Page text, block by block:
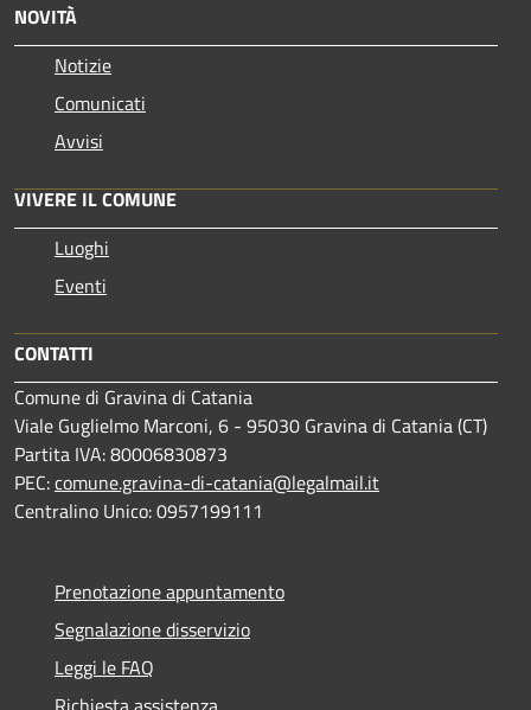
NOVITÀ
Notizie
Comunicati
Avvisi
VIVERE IL COMUNE
Luoghi
Eventi
CONTATTI
Comune di Gravina di Catania
Viale Guglielmo Marconi, 6 - 95030 Gravina di Catania (CT)
Partita IVA: 80006830873
PEC:comune.gravina-di-catania@legalmail.it
Centralino Unico: 0957199111
Prenotazione appuntamento
Segnalazione disservizio
Leggi le FAQ